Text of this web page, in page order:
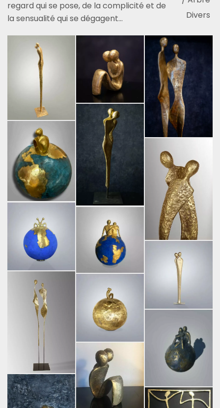
regard qui se pose, de la complicité et de
la sensualité qui se dégagent…
Divers